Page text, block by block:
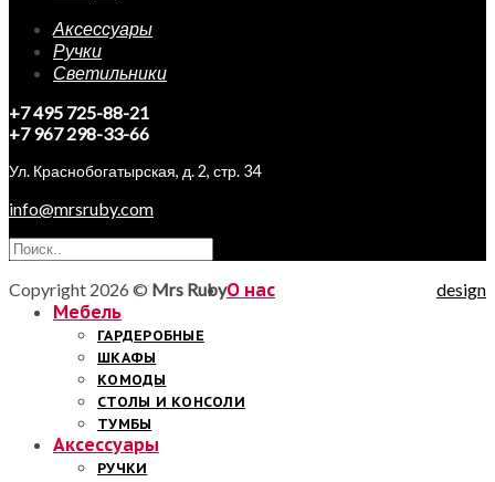
Аксессуары
Ручки
Светильники
+7 495 725-88-21
+7 967 298-33-66
Ул. Краснобогатырская, д. 2, стр. 34
info@mrsruby.com
design
Copyright 2026 © Mrs RubyО нас
Мебель
ГАРДЕРОБНЫЕ
ШКАФЫ
КОМОДЫ
СТОЛЫ И КОНСОЛИ
ТУМБЫ
Аксессуары
РУЧКИ